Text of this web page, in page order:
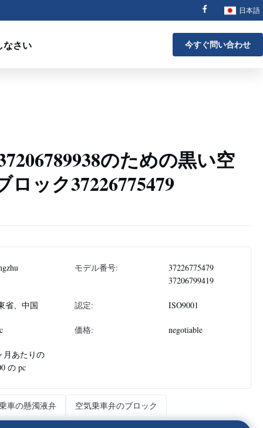
日本語
なさい 今すぐ問い合わせ
のための黒い空
ック37226775479
モデル番号:
37226775479
37206799419
省、中国 認定: ISO9001
価格: negotiable
月あたりの
の pc
車の懸濁液弁 空気乗車弁のブロック